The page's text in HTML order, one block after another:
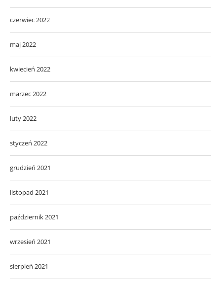
czerwiec 2022
maj 2022
kwiecień 2022
marzec 2022
luty 2022
styczeń 2022
grudzień 2021
listopad 2021
październik 2021
wrzesień 2021
sierpień 2021